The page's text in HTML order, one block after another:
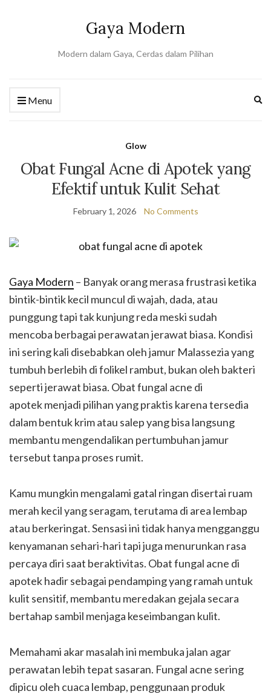
Gaya Modern
Modern dalam Gaya, Cerdas dalam Pilihan
Menu
Glow
Obat Fungal Acne di Apotek yang
Efektif untuk Kulit Sehat
February 1, 2026 No Comments
Gaya Modern – Banyak orang merasa frustrasi ketika
bintik-bintik kecil muncul di wajah, dada, atau
punggung tapi tak kunjung reda meski sudah
mencoba berbagai perawatan jerawat biasa. Kondisi
ini sering kali disebabkan oleh jamur Malassezia yang
tumbuh berlebih di folikel rambut, bukan oleh bakteri
seperti jerawat biasa. Obat fungal acne di
apotek menjadi pilihan yang praktis karena tersedia
dalam bentuk krim atau salep yang bisa langsung
membantu mengendalikan pertumbuhan jamur
tersebut tanpa proses rumit.
Kamu mungkin mengalami gatal ringan disertai ruam
merah kecil yang seragam, terutama di area lembap
atau berkeringat. Sensasi ini tidak hanya mengganggu
kenyamanan sehari-hari tapi juga menurunkan rasa
percaya diri saat beraktivitas. Obat fungal acne di
apotek hadir sebagai pendamping yang ramah untuk
kulit sensitif, membantu meredakan gejala secara
bertahap sambil menjaga keseimbangan kulit.
Memahami akar masalah ini membuka jalan agar
perawatan lebih tepat sasaran. Fungal acne sering
dipicu oleh cuaca lembap, penggunaan produk